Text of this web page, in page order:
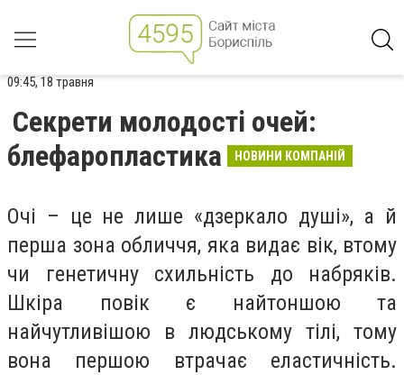
09:45, 18 травня
Секрети молодості очей:
блефаропластика
НОВИНИ КОМПАНІЙ
Очі – це не лише «дзеркало душі», а й
перша зона обличчя, яка видає вік, втому
чи генетичну схильність до набряків.
Шкіра повік є найтоншою та
найчутливішою в людському тілі, тому
вона першою втрачає еластичність.